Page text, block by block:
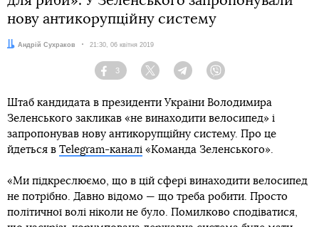
нову антикорупційну систему
Автор:
Андрій Сухраков Дата:
21:30, 06 квітня 2019
Facebook
3
Twitter TelegramViber
Штаб кандидата в президенти України Володимира
Зеленського закликав «не винаходити велосипед» і
запропонував нову антикорупційну систему. Про це
йдеться в Telegram-каналі «Команда Зеленського».
«Ми підкреслюємо, що в цій сфері винаходити велосипед
не потрібно. Давно відомо — що треба робити. Просто
політичної волі ніколи не було. Помилково сподіватися,